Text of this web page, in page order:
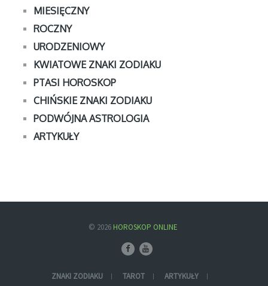
MIESIĘCZNY
ROCZNY
URODZENIOWY
KWIATOWE ZNAKI ZODIAKU
PTASI HOROSKOP
CHIŃSKIE ZNAKI ZODIAKU
PODWÓJNA ASTROLOGIA
ARTYKUŁY
© 2026 HOROSKOP ONLINE
ZNAKI ZODIAKU TAROT ARTYKUŁY